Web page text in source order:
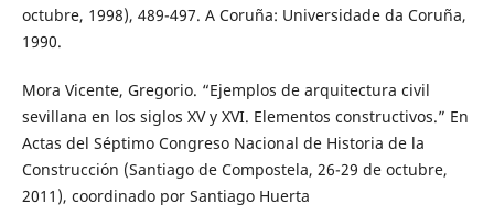
octubre, 1998), 489-497. A Coruña: Universidade da Coruña,
1990.
Mora Vicente, Gregorio. “Ejemplos de arquitectura civil
sevillana en los siglos XV y XVI. Elementos constructivos.” En
Actas del Séptimo Congreso Nacional de Historia de la
Construcción (Santiago de Compostela, 26-29 de octubre,
2011), coordinado por Santiago Huerta